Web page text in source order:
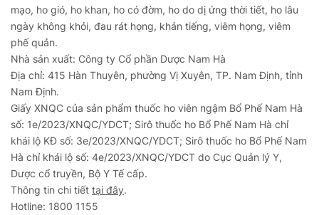
mạo, ho gió, ho khan, ho có đờm, ho do dị ứng thời tiết, ho lâu
ngày không khỏi, đau rát họng, khản tiếng, viêm họng, viêm
phế quản.
Nhà sản xuất: Công ty Cổ phần Dược Nam Hà
Địa chỉ: 415 Hàn Thuyên, phường Vị Xuyên, TP. Nam Định, tỉnh
Nam Định.
Giấy XNQC của sản phẩm thuốc ho viên ngậm Bổ Phế Nam Hà
số: 1e/2023/XNQC/YDCT; Sirô thuốc ho Bổ Phế Nam Hà chỉ
khái lộ KĐ số: 3e/2023/XNQC/YDCT; Sirô thuốc ho Bổ Phế Nam
Hà chỉ khái lộ số: 4e/2023/XNQC/YDCT do Cục Quản lý Y,
Dược cổ truyền, Bộ Y Tế cấp.
Thông tin chi tiết tại đây.
Hotline: 1800 1155